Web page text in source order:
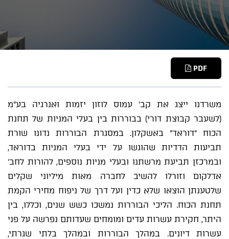
PDF
משרדנו ייצג את קב' עמוס לוזון יזמות ואנרגיה בע"מ
(לשעבר קבוצת דורי) בבוררות בין בעלי המניות של תחנת
הכוח "דוראד" באשקלון. במסגרת הבוררות נדונו שורת
תביעות הדדיות שהוגשו על ידי בעלי המניות בדוראד,
ובמרכזן תביעת מרשתנו ובעלי מניות נוספים, להורות לחב'
אדלקום וזורלו להשיב לחברה מאות מיליוני שקלים
שלטענתן הוצאו שלא כדין ועל דרך של ניפוח מחירי הקמת
תחנת הכוח. הליכי הבוררות נמשכו כשש שנים, וכללו, בין
היתר, חקירת עשרות עדים ומומחים שעדותם נפרשה על פני
עשרות דיונים. במהלך הבוררות ובמהלך בלתי שגרתי,